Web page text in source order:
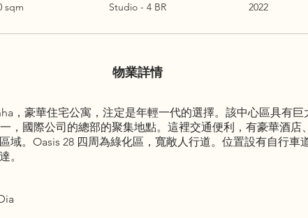
物業詳情
，豪華住宅公寓，注定是年輕一代的選擇。該中心區具有巨
，國際公司的總部的聚集地點。這裡交通便利，有豪華酒
域。Oasis 28 四周為綠化區，寬敞人行道。位置設有自行車
。
sqm Studio - 4 BR 2022